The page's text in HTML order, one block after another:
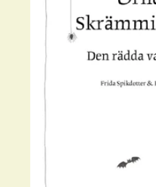
FAQ
För bibliotek